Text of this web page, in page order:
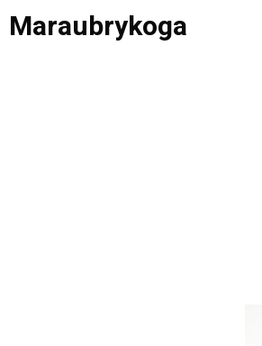
Saltar
alMaraubrykoga